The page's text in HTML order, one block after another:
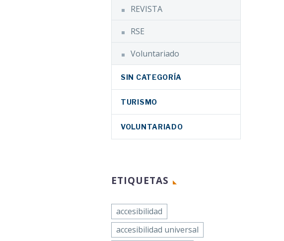
REVISTA
RSE
Voluntariado
SIN CATEGORÍA
TURISMO
VOLUNTARIADO
ETIQUETAS
accesibilidad
accesibilidad universal